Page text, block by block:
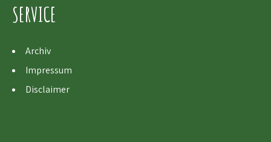
SERVICE
Archiv
Impressum
Disclaimer